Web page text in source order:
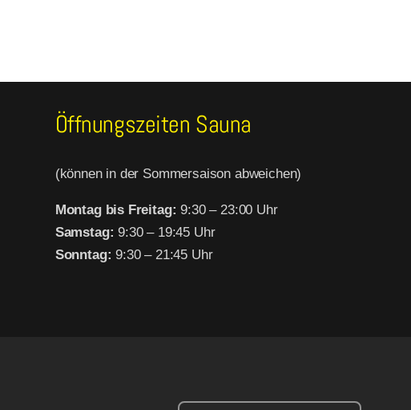
Öffnungszeiten Sauna
(können in der Sommersaison abweichen)
Montag bis Freitag:9:30 – 23:00 Uhr
Samstag:9:30 – 19:45 Uhr
Sonntag:9:30 – 21:45 Uhr